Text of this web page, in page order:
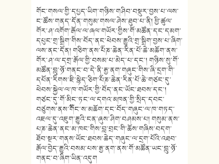
གོང་གསལ་གྱི་དཔྱད་ཡིག་གཉིས་གཤིབ་བསྡུར་བྱས་པ་ལས་
ང་ཚོས་གནད་དོན་གསུམ་གསལ་ཤེས་ཐུབ་པ་ནི། ཕྱི་ཚུལ་
གོར་ཤ་འགོག་རྒོལ་ལ་ཞལ་གཡོར་གྱིས་གོ་མཚོན་དང་དམག་
དཔུང་གྲ་སྒྲིག་གིས་བོད་ནང་ཕེབས་རྒྱུའི་གྲ་སྒྲིག་བྱས་པ་ཞིག་
ལས་ནང་དོན། གཅིག་ནས་༸པཎ་ཆེན་རིན་པོ་ཆེ་མཆོག་ནས་
གོར་ཤ་ལ་དགྲ་རྒོལ་གྱི་བསམ་པ་མེད་པ་དང་། གཉིས་སུ་གོ་
མཚོན་བླུ་ཉོ་གནང་བ་དེ་ནི་རྒྱ་ནག་གཞུང་གིས་ཞི་དྲག་གི་
དཔོན་རིགས་ཇི་སྙེད་ཅིག་༸པཎ་ཆེན་རིན་པོ་ཆེ་གཙང་དུ་
ཕེབས་སྐྱེལ་ལ་ཁ་གཡོར་གྱི་བོད་ནང་ཡོང་ཐབས་དང་།
གཙང་དུ་གོ་མིང་ཏང་ལ་དགའ་མཁན་གྱི་སྲིད་དབང་
བཙུགས་ནས་༸གོང་ས་མཆོག་དང་བོད་གཞུང་ལ་ཁ་གཏད་
འཇལ་དུ་འཇུག་རྒྱུའི་ངན་ཞུས་ཤིག་བཤམས་པ། གསུམ་ནས་
པཎ་ཆེན་ནང་མ་ཁང་གིས་བླ་བྲང་གི་ཆོས་གཞིས་བདག་
ཐོབ་སྔར་གནས་ཡོང་ཐབས་ཆེད་གཞུང་ལ་དྲག་པོའི་འཐབ་
རྒོལ་བྱེད་རྒྱུའི་བསམ་པས་རྒྱ་ནག་ནས་གོ་མཚོན་ཡང་བླུ་ཉོ་
གནང་བ་ཞིག་ཡིན་འདུག